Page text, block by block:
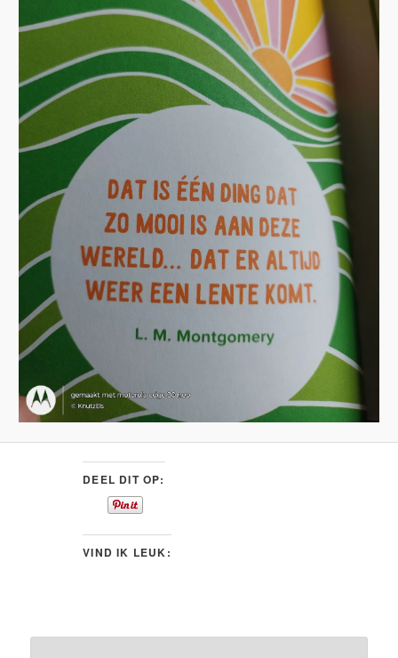
DEEL DIT OP:
VIND IK LEUK: